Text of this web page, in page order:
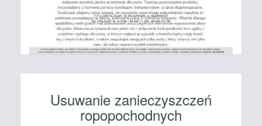
Usuwanie zanieczyszczeń
ropopochodnych